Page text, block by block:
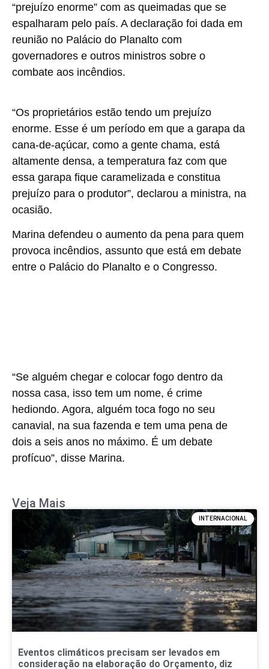
“prejuízo enorme” com as queimadas que se
espalharam pelo país. A declaração foi dada em
reunião no Palácio do Planalto com
governadores e outros ministros sobre o
combate aos incêndios.
“Os proprietários estão tendo um prejuízo
enorme. Esse é um período em que a garapa da
cana-de-açúcar, como a gente chama, está
altamente densa, a temperatura faz com que
essa garapa fique caramelizada e constitua
prejuízo para o produtor”, declarou a ministra, na
ocasião.
Marina defendeu o aumento da pena para quem
provoca incêndios, assunto que está em debate
entre o Palácio do Planalto e o Congresso.
“Se alguém chegar e colocar fogo dentro da
nossa casa, isso tem um nome, é crime
hediondo. Agora, alguém toca fogo no seu
canavial, na sua fazenda e tem uma pena de
dois a seis anos no máximo. É um debate
profícuo”, disse Marina.
Veja Mais
INTERNACIONAL
Eventos climáticos precisam ser levados em
consideração na elaboração do Orçamento, diz